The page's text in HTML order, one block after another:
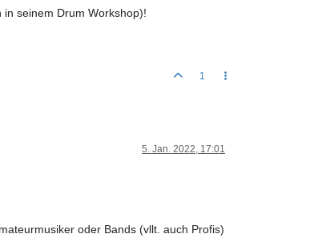
seinem Drum Workshop)!
1
5. Jan. 2022, 17:01
oder Bands (vllt. auch Profis)